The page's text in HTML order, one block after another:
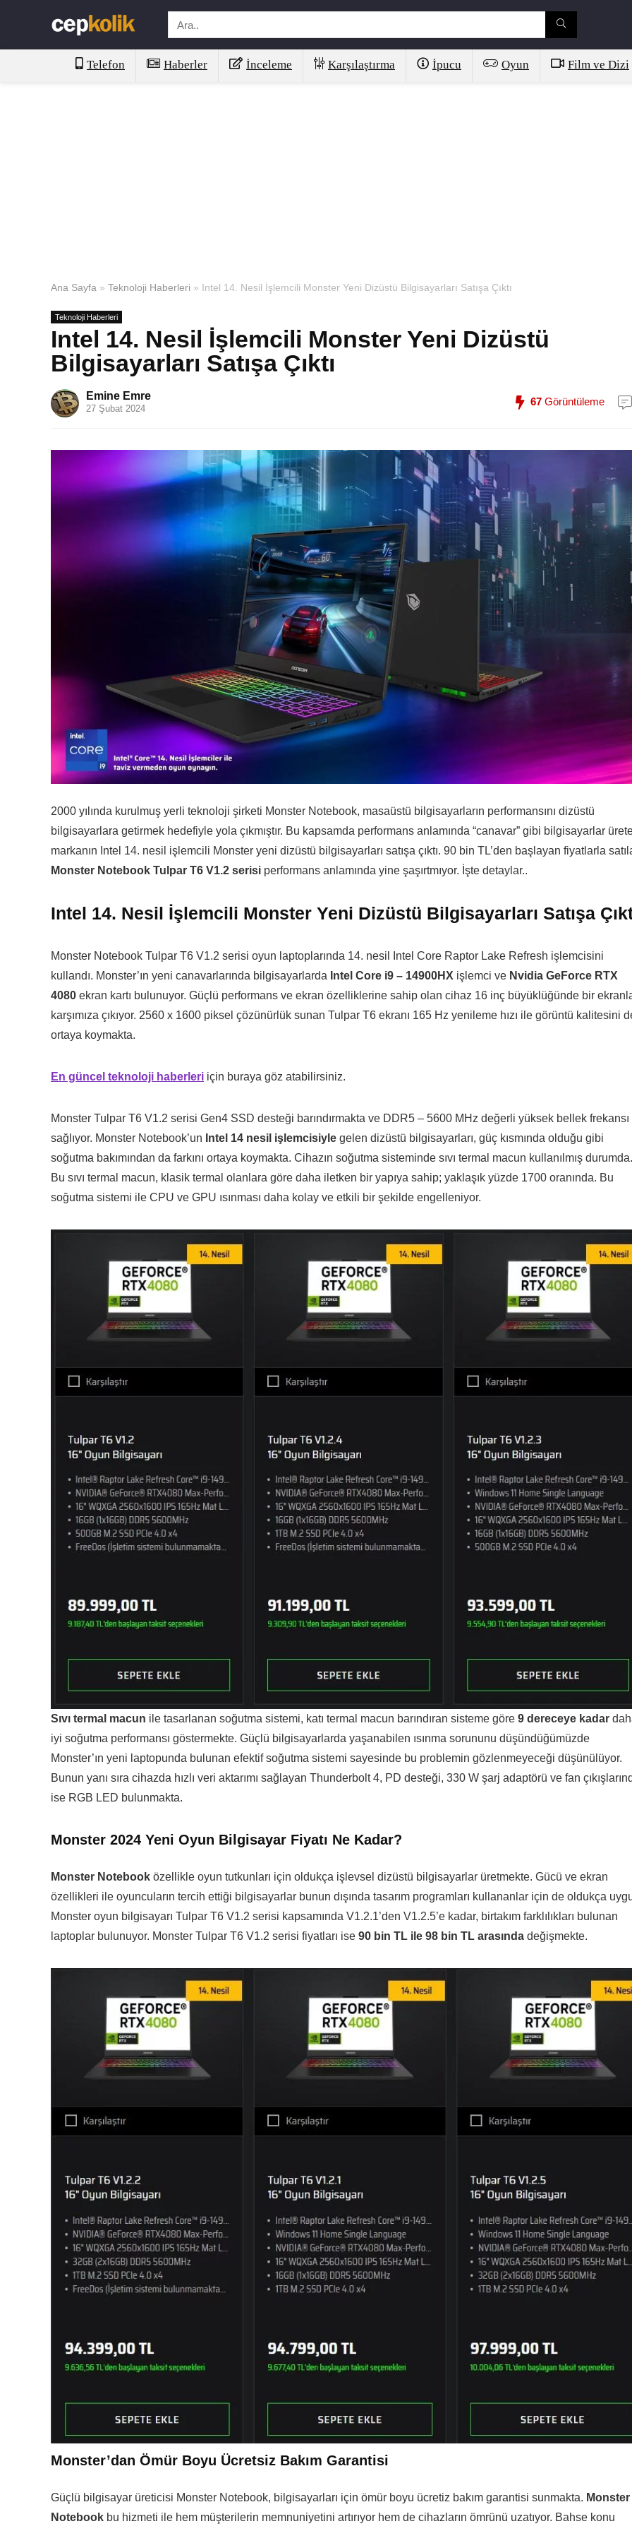
Telefon Haberler İnceleme Karşılaştırma İpucu Oyun Film ve Dizi
Ana Sayfa » Teknoloji Haberleri » Intel 14. Nesil İşlemcili Monster Yeni Dizüstü Bilgisayarları Satışa Çıktı
Teknoloji Haberleri
Intel 14. Nesil İşlemcili Monster Yeni Dizüstü
Bilgisayarları Satışa Çıktı
Emine Emre
27 Şubat 2024
67 Görüntüleme
2000 yılında kurulmuş yerli teknoloji şirketi Monster Notebook, masaüstü bilgisayarların performansını dizüstü
bilgisayarlara getirmek hedefiyle yola çıkmıştır. Bu kapsamda performans anlamında “canavar” gibi bilgisayarlar
markanın Intel 14. nesil işlemcili Monster yeni dizüstü bilgisayarları satışa çıktı. 90 bin TL’den başlayan fiyatlarla
Monster Notebook Tulpar T6 V1.2 serisi performans anlamında yine şaşırtmıyor. İşte detaylar..
Intel 14. Nesil İşlemcili Monster Yeni Dizüstü Bilgisayarları Satışa
Monster Notebook Tulpar T6 V1.2 serisi oyun laptoplarında 14. nesil Intel Core Raptor Lake Refresh işlemcisini
kullandı. Monster’ın yeni canavarlarında bilgisayarlarda Intel Core i9 – 14900HX işlemci ve Nvidia GeForce RTX
4080 ekran kartı bulunuyor. Güçlü performans ve ekran özelliklerine sahip olan cihaz 16 inç büyüklüğünde bir
karşımıza çıkıyor. 2560 x 1600 piksel çözünürlük sunan Tulpar T6 ekranı 165 Hz yenileme hızı ile görüntü kalitesini
ortaya koymakta.
En güncel teknoloji haberleri için buraya göz atabilirsiniz.
Monster Tulpar T6 V1.2 serisi Gen4 SSD desteği barındırmakta ve DDR5 – 5600 MHz değerli yüksek bellek frekansı
sağlıyor. Monster Notebook’un Intel 14 nesil işlemcisiyle gelen dizüstü bilgisayarları, güç kısmında olduğu gibi
soğutma bakımından da farkını ortaya koymakta. Cihazın soğutma sisteminde sıvı termal macun kullanılmış durumda.
Bu sıvı termal macun, klasik termal olanlara göre daha iletken bir yapıya sahip; yaklaşık yüzde 1700 oranında. Bu
soğutma sistemi ile CPU ve GPU ısınması daha kolay ve etkili bir şekilde engelleniyor.
Sıvı termal macun ile tasarlanan soğutma sistemi, katı termal macun barındıran sisteme göre 9 dereceye kadar
iyi soğutma performansı göstermekte. Güçlü bilgisayarlarda yaşanabilen ısınma sorununu düşündüğümüzde
Monster’ın yeni laptopunda bulunan efektif soğutma sistemi sayesinde bu problemin gözlenmeyeceği düşünülüyor.
Bunun yanı sıra cihazda hızlı veri aktarımı sağlayan Thunderbolt 4, PD desteği, 330 W şarj adaptörü ve fan
ise RGB LED bulunmakta.
Monster 2024 Yeni Oyun Bilgisayar Fiyatı Ne Kadar?
Monster Notebook özellikle oyun tutkunları için oldukça işlevsel dizüstü bilgisayarlar üretmekte. Gücü ve ekran
özellikleri ile oyuncuların tercih ettiği bilgisayarlar bunun dışında tasarım programları kullananlar için de oldukça
Monster oyun bilgisayarı Tulpar T6 V1.2 serisi kapsamında V1.2.1’den V1.2.5’e kadar, birtakım farklılıkları bulunan
laptoplar bulunuyor. Monster Tulpar T6 V1.2 serisi fiyatları ise 90 bin TL ile 98 bin TL arasında değişmekte.
Monster’dan Ömür Boyu Ücretsiz Bakım Garantisi
Güçlü bilgisayar üreticisi Monster Notebook, bilgisayarları için ömür boyu ücretiz bakım garantisi sunmakta. Monster
Notebook bu hizmeti ile hem müşterilerin memnuniyetini artırıyor hem de cihazların ömrünü uzatıyor. Bahse konu